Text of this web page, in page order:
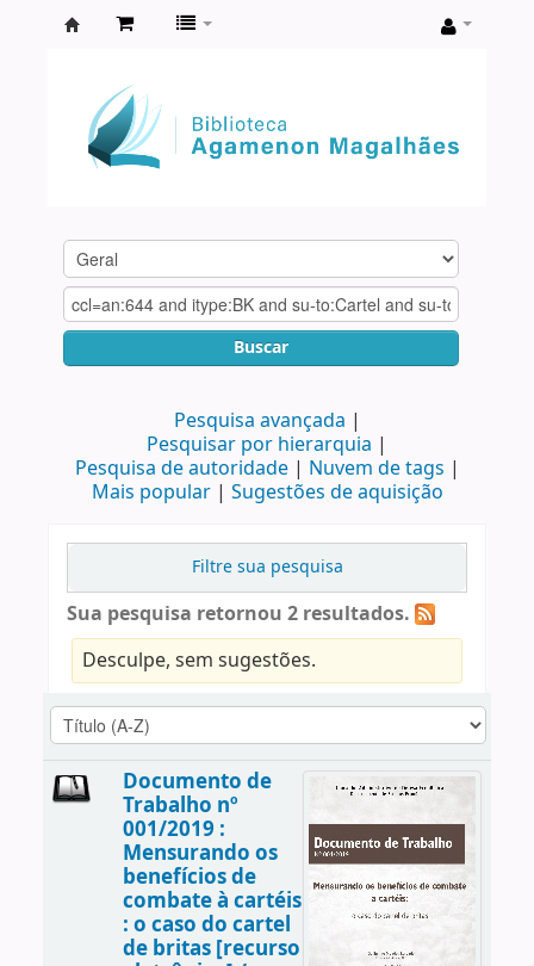
Agamenon
Magalhães
Buscar
Pesquisa avançada
Pesquisar por hierarquia
Pesquisa de autoridade
Nuvem de tags
Mais popular
Sugestões de aquisição
Filtre sua pesquisa
Sua pesquisa retornou 2 resultados.
Desculpe, sem sugestões.
Documento de
Trabalho nº
001/2019 :
Mensurando os
benefícios de
combate à cartéis
: o caso do cartel
de britas [recurso